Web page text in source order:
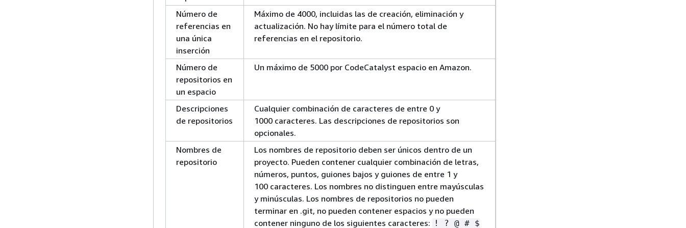
Número de
referencias en
una única
inserción
Máximo de 4000, incluidas las de creación, eliminación y
actualización. No hay límite para el número total de
referencias en el repositorio.
Número de
repositorios en
un espacio
Un máximo de 5000 por CodeCatalyst espacio en Amazon.
Descripciones
de repositorios
Cualquier combinación de caracteres de entre 0 y
1000 caracteres. Las descripciones de repositorios son
opcionales.
Nombres de
repositorio
Los nombres de repositorio deben ser únicos dentro de un
proyecto. Pueden contener cualquier combinación de letras,
números, puntos, guiones bajos y guiones de entre 1 y
100 caracteres. Los nombres no distinguen entre mayúsculas
y minúsculas. Los nombres de repositorios no pueden
terminar en .git, no pueden contener espacios y no pueden
contener ninguno de los siguientes caracteres:
! ? @ # $